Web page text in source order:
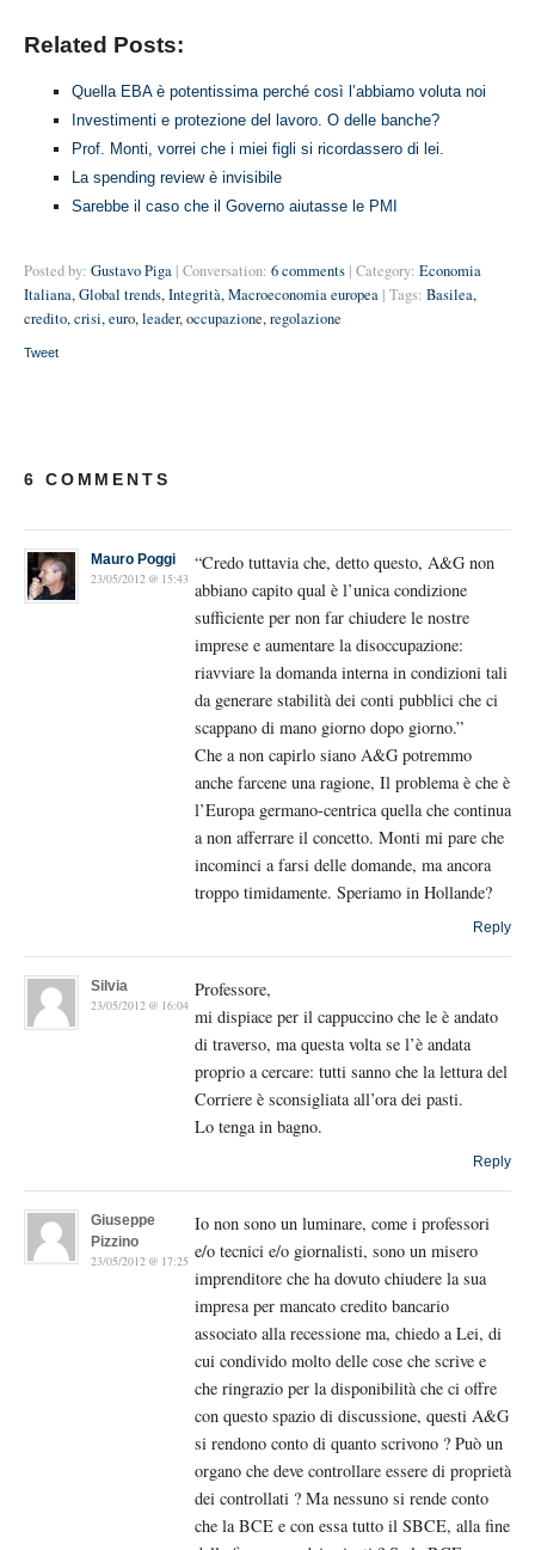
Related Posts:
Quella EBA è potentissima perché così l’abbiamo voluta noi
Investimenti e protezione del lavoro. O delle banche?
Prof. Monti, vorrei che i miei figli si ricordassero di lei.
La spending review è invisibile
Sarebbe il caso che il Governo aiutasse le PMI
Posted by: Gustavo Piga | Conversation: 6 comments | Category: Economia
Italiana,Global trends,Integrità,Macroeconomia europea | Tags: Basilea,
credito,crisi,euro,leader,occupazione,regolazione
Tweet
6 COMMENTS
Mauro Poggi
23/05/2012 @ 15:43
“Credo tuttavia che, detto questo, A&G non
abbiano capito qual è l’unica condizione
sufficiente per non far chiudere le nostre
imprese e aumentare la disoccupazione:
riavviare la domanda interna in condizioni tali
da generare stabilità dei conti pubblici che ci
scappano di mano giorno dopo giorno.”
Che a non capirlo siano A&G potremmo
anche farcene una ragione, Il problema è che è
l’Europa germano-centrica quella che continua
a non afferrare il concetto. Monti mi pare che
incominci a farsi delle domande, ma ancora
troppo timidamente. Speriamo in Hollande?
Reply
Silvia
23/05/2012 @ 16:04
Professore,
mi dispiace per il cappuccino che le è andato
di traverso, ma questa volta se l’è andata
proprio a cercare: tutti sanno che la lettura del
Corriere è sconsigliata all’ora dei pasti.
Lo tenga in bagno.
Reply
Giuseppe
Pizzino
23/05/2012 @ 17:25
Io non sono un luminare, come i professori
e/o tecnici e/o giornalisti, sono un misero
imprenditore che ha dovuto chiudere la sua
impresa per mancato credito bancario
associato alla recessione ma, chiedo a Lei, di
cui condivido molto delle cose che scrive e
che ringrazio per la disponibilità che ci offre
con questo spazio di discussione, questi A&G
si rendono conto di quanto scrivono ? Può un
organo che deve controllare essere di proprietà
dei controllati ? Ma nessuno si rende conto
che la BCE e con essa tutto il SBCE, alla fine